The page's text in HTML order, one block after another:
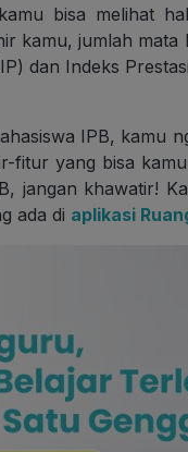
bisa melihat
kamu, jumlah
dan Indeks
IPB, kamu
fitur yang bisa
jangan khawatir!
ada di aplikasi